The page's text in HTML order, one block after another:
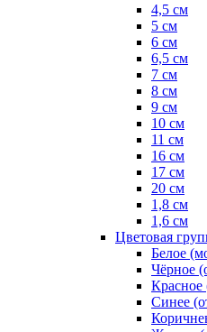
4,5 см
5 см
6 см
6,5 см
7 см
8 см
9 см
10 см
11 см
16 см
17 см
20 см
1,8 см
1,6 см
Цветовая
Белое
Чёрное
Красное
Синее